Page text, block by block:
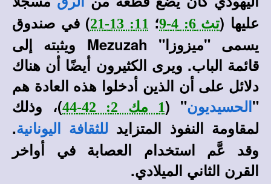
عليها (تث 6: 4-9 ؛ 11: 13-21
) في صندوق
يسمى "ميزوزا" Mezuzah ويثبته إلى
قائمة الباب. ويرى الكثيرون أيضًا أن هناك
دلائل على أن الذين أدخلوا هذه العادة هم
" الحسيديون" (1 مك 2: 42-44
)، وذلك
لمقاومة النفوذ المتزايد للثقافة اليونانية.
وقد عَّم استخدام العصابة في أواخر
القرن الثاني الميلادي.